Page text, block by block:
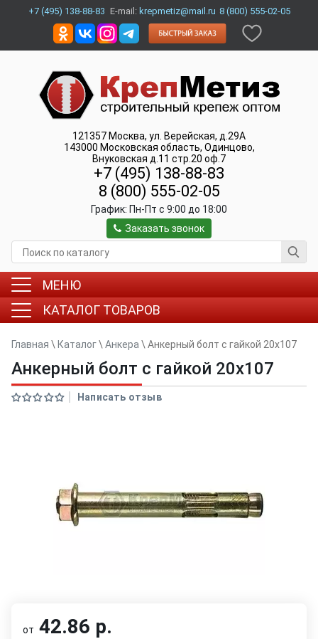
+7 (495) 138-88-83 E-mail: krepmetiz@mail.ru 8 (800) 555-02-05
121357 Москва, ул. Верейская, д.29А
143000 Московская область, Одинцово,
Внуковская д.11 стр.20 оф.7
+7 (495) 138-88-83
8 (800) 555-02-05
График: Пн-Пт c 9:00 до 18:00
Заказать звонок
МЕНЮ
КАТАЛОГ ТОВАРОВ
Главная \ Каталог\ Анкера \ Анкерный болт с гайкой 20x107
Анкерный болт с гайкой 20x107
Написать отзыв
от 42.86 р.